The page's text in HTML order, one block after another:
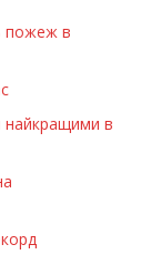
пожеж в
найкращими в